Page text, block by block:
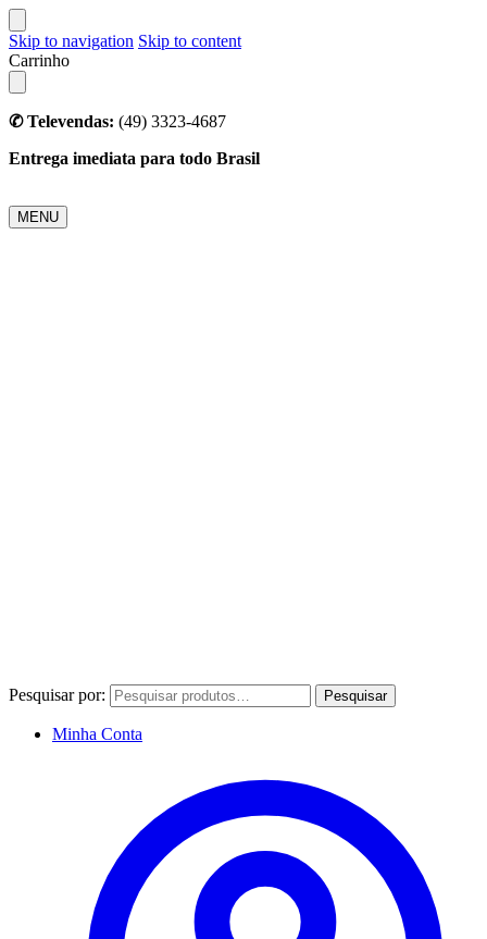
Skip to navigation Skip to content
Carrinho
✆ Televendas: (49) 3323-4687
Entrega imediata para todo Brasil
MENU
Pesquisar por: Pesquisar
Minha Conta